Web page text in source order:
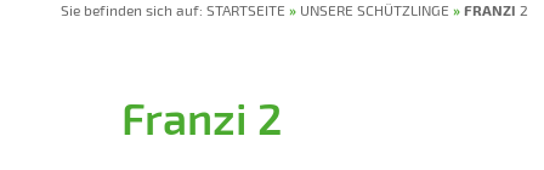
Sie befinden sich auf: STARTSEITE » UNSERE SCHÜTZLINGE » FRANZI 2
Franzi 2